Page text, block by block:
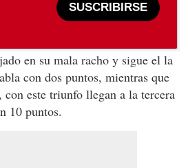
SUSCRIBIRSE
en su mala racho y sigue el la
con dos puntos, mientras que
este triunfo llegan a la tercera
10 puntos.